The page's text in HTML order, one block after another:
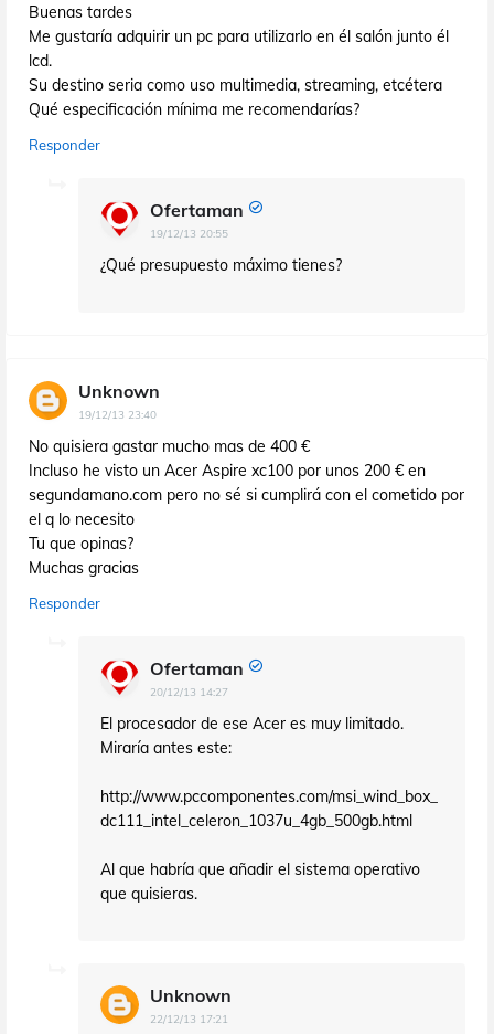
Buenas tardes
Me gustaría adquirir un pc para utilizarlo en él salón junto él
lcd.
Su destino seria como uso multimedia, streaming, etcétera
Qué especificación mínima me recomendarías?
Responder
Ofertaman
19/12/13 20:55
¿Qué presupuesto máximo tienes?
Unknown
19/12/13 23:40
No quisiera gastar mucho mas de 400 €
Incluso he visto un Acer Aspire xc100 por unos 200 € en
segundamano.com pero no sé si cumplirá con el cometido por
el q lo necesito
Tu que opinas?
Muchas gracias
Responder
Ofertaman
20/12/13 14:27
El procesador de ese Acer es muy limitado.
Miraría antes este:
http://www.pccomponentes.com/msi_wind_box_
dc111_intel_celeron_1037u_4gb_500gb.html
Al que habría que añadir el sistema operativo
que quisieras.
Unknown
22/12/13 17:21